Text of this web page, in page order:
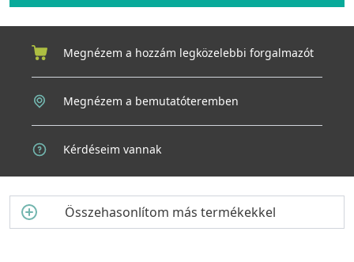
Megnézem a hozzám legközelebbi forgalmazót
Megnézem a bemutatóteremben
Kérdéseim vannak
Összehasonlítom más termékekkel